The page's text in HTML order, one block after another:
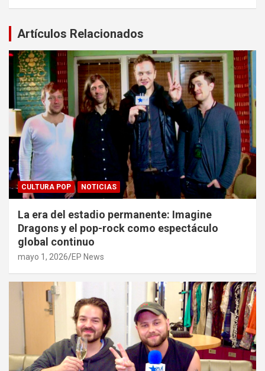
Artículos Relacionados
CULTURA POP NOTICIAS
La era del estadio permanente: Imagine
Dragons y el pop-rock como espectáculo
global continuo
mayo 1, 2026 EP News